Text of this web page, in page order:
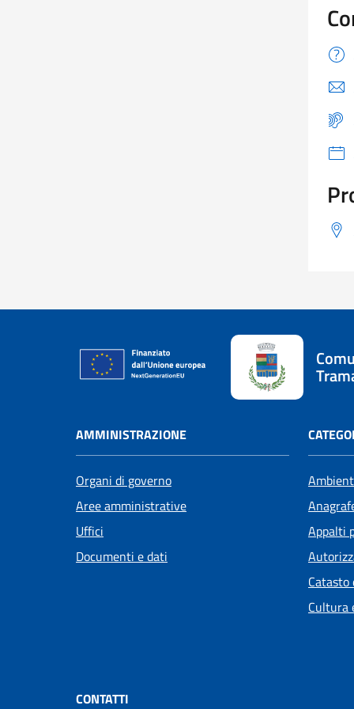
AMMINISTRAZIONE
Organi di governo
Aree amministrative
Uffici
Documenti e dati
Appalti
Cultura
CONTATTI